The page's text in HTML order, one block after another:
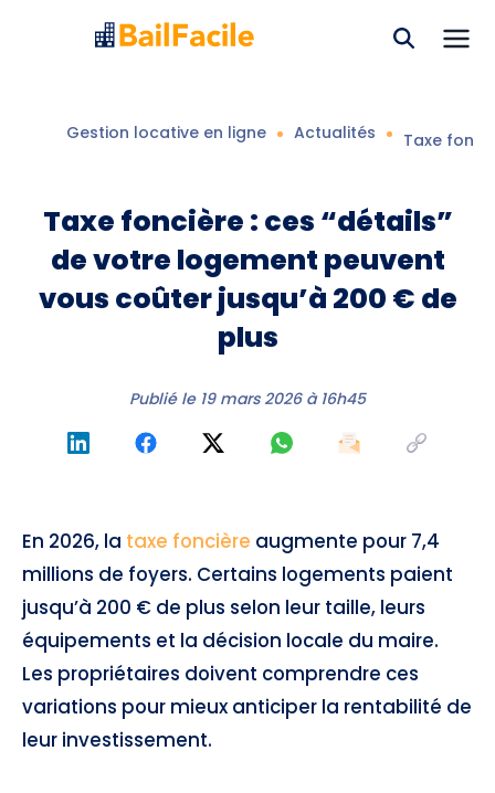
Gestion locative en ligne Actualités Taxe
Taxe foncière : ces “détails”
de votre logement peuvent
vous coûter jusqu’à 200 € de
plus
Publié le 19 mars 2026 à 16h45
En 2026, la taxe foncière augmente pour 7,4
millions de foyers. Certains logements paient
jusqu’à 200 € de plus selon leur taille, leurs
équipements et la décision locale du maire.
Les propriétaires doivent comprendre ces
variations pour mieux anticiper la rentabilité de
leur investissement.